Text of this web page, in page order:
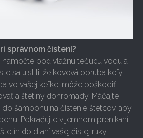
správnom čistení?
pod vlažnú tečúcu vodu a
sa uistili, že kovová obruba kefy
vo vašej kefke, môže poškodiť
a štetiny dohromady. Máčajte
šampónu na čistenie štetcov, aby
Pokračujte v jemnom prenikaní
do dlaní vašej čistej ruky.